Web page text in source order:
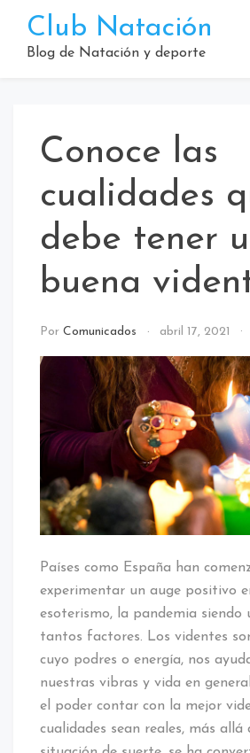
contenido
Club Natación
Blog de Natación y deporte
Conoce las
cualidades
debe tener
buena
Por Comunicados abril 17, 2021
Países como España han
experimentar un auge positivo
esoterismo, la pandemia siendo
tantos factores. Los videntes
cuyo podres o energía, nos
nuestras vibras y vida en
el poder contar con la mejor
cualidades sean reales, más allá